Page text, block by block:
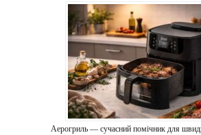
Аерогриль — сучасний помічник для